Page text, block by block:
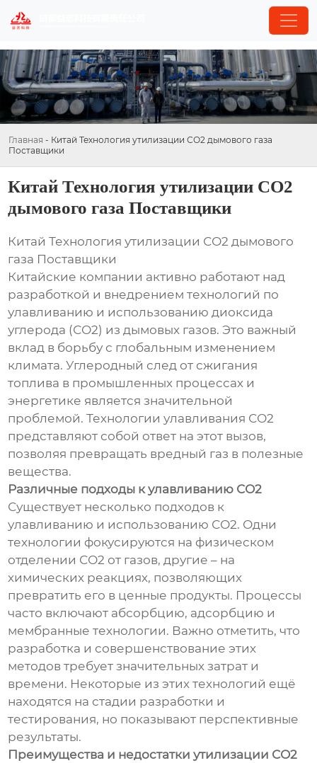
Главная - Китай Технология утилизации СО2 дымового газа
Поставщики
Китай Технология утилизации СО2
дымового газа Поставщики
Китай Технология утилизации СО2 дымового
газа Поставщики
Китайские компании активно работают над
разработкой и внедрением технологий по
улавливанию и использованию диоксида
углерода (СО2) из дымовых газов. Это важный
вклад в борьбу с глобальным изменением
климата. Углеродный след от сжигания
топлива в промышленных процессах и
энергетике является значительной
проблемой. Технологии улавливания СО2
представляют собой ответ на этот вызов,
позволяя превращать вредный газ в полезные
вещества.
Различные подходы к улавливанию СО2
Существует несколько подходов к
улавливанию и использованию СО2. Одни
технологии фокусируются на физическом
отделении СО2 от газов, другие – на
химических реакциях, позволяющих
превратить его в ценные продукты. Процессы
часто включают абсорбцию, адсорбцию и
мембранные технологии. Важно отметить, что
разработка и совершенствование этих
методов требует значительных затрат и
времени. Некоторые из этих технологий ещё
находятся на стадии разработки и
тестирования, но показывают перспективные
результаты.
Преимущества и недостатки утилизации СО2